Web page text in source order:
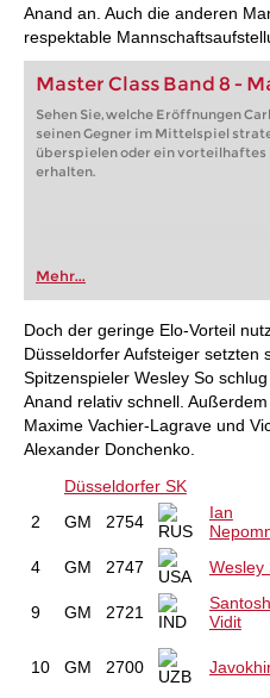
Anand an. Auch die anderen
respektable
Master Class Band 8 -
Sehen Sie, welche Eröffnungen
seinen Gegner im Mittelspiel
überspielen oder ein vorteilhaftes
erhalten.
Mehr...
Doch der geringe Elo-Vorteil
Düsseldorfer Aufsteiger setzten
Spitzenspieler Wesley So
Anand relativ schnell.
Maxime Vachier-Lagrave und
Alexander Donchenko.
Düsseldorfer SK
2
GM 2754
Ian
4
GM 2747 Wesley
9
GM 2721
Vidit
10 GM 2700